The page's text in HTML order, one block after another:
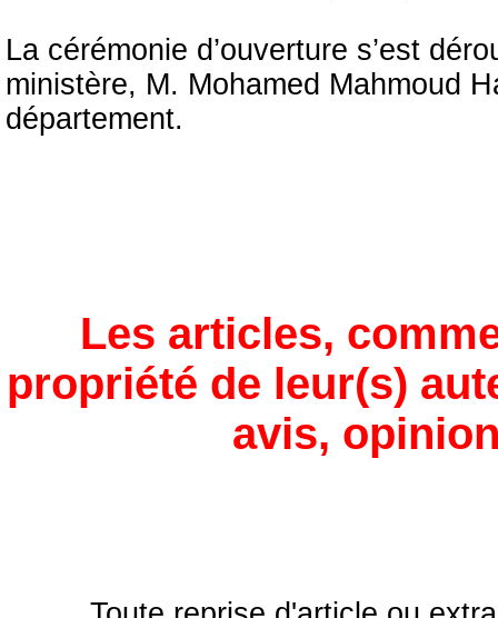
La cérémonie d’ouverture s’est
ministère, M. Mohamed Mahmoud
département.
Les articles,
propriété de leur(s)
avis,